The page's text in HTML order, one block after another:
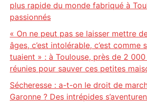
plus rapide du monde fabriqué à
passionnés
« On ne peut pas se laisser mettre
âges, c’est intolérable, c’est comme
tuaient » : à Toulouse, près de 2
réunies pour sauver ces petites
Sécheresse : a-t-on le droit de
Garonne ? Des intrépides